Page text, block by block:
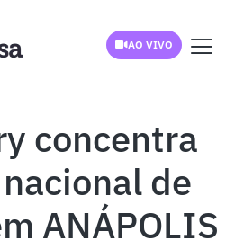
AO VIVO
concentra
de
ANÁPOLIS